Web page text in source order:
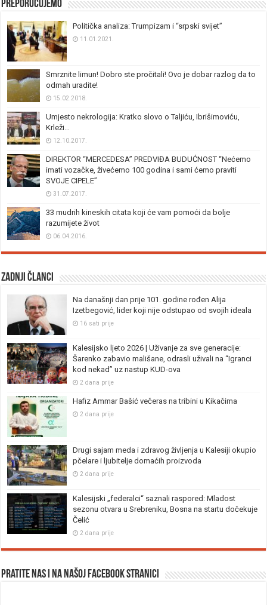
Preporučujemo
Politička analiza: Trumpizam i “srpski svijet”
11.01.2021.
Smrznite limun! Dobro ste pročitali! Ovo je dobar razlog da to
odmah uradite!
15.02.2018.
Umjesto nekrologija: Kratko slovo o Taljiću, Ibrišimoviću,
Krleži…
12.10.2017.
DIREKTOR “MERCEDESA” PREDVIĐA BUDUĆNOST “Nećemo
imati vozačke, živećemo 100 godina i sami ćemo praviti
SVOJE CIPELE”
31.07.2017.
33 mudrih kineskih citata koji će vam pomoći da bolje
razumijete život
06.04.2016.
Zadnji članci
Na današnji dan prije 101. godine rođen Alija
Izetbegović, lider koji nije odstupao od svojih ideala
16 sati prije
Kalesijsko ljeto 2026 | Uživanje za sve generacije:
Šarenko zabavio mališane, odrasli uživali na “Igranci
kod nekad” uz nastup KUD-ova
2 dana prije
Hafiz Ammar Bašić večeras na tribini u Kikačima
2 dana prije
Drugi sajam meda i zdravog življenja u Kalesiji okupio
pčelare i ljubitelje domaćih proizvoda
2 dana prije
Kalesijski „federalci“ saznali raspored: Mladost
sezonu otvara u Srebreniku, Bosna na startu dočekuje
Čelić
2 dana prije
Pratite nas i na našoj facebook stranici